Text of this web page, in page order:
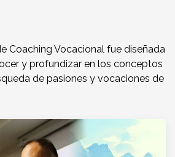
Coaching Vocacional fue diseñada
y profundizar en los conceptos
de pasiones y vocaciones de